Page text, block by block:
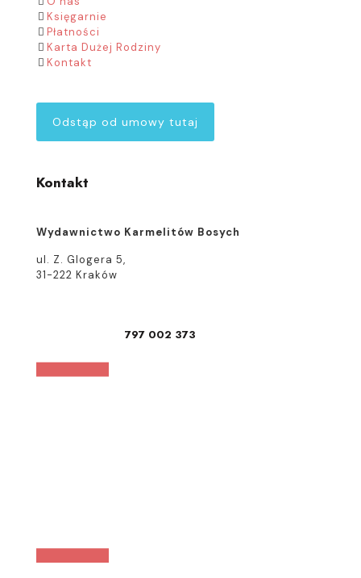
Księgarnie
Płatności
Karta Dużej Rodziny
Kontakt
Odstąp od umowy tutaj
Kontakt
Wydawnictwo Karmelitów Bosych
ul. Z. Glogera 5,
31-222 Kraków
797 002 373